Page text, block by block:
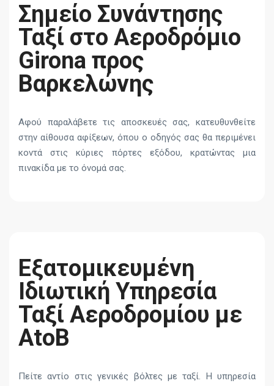
Σημείο Συνάντησης
Ταξί στο Αεροδρόμιο
Girona προς
Βαρκελώνης
Αφού παραλάβετε τις αποσκευές σας, κατευθυνθείτε
στην αίθουσα αφίξεων, όπου ο οδηγός σας θα περιμένει
κοντά στις κύριες πόρτες εξόδου, κρατώντας μια
πινακίδα με το όνομά σας.
Εξατομικευμένη
Ιδιωτική Υπηρεσία
Ταξί Αεροδρομίου με
AtoB
Πείτε αντίο στις γενικές βόλτες με ταξί. Η υπηρεσία